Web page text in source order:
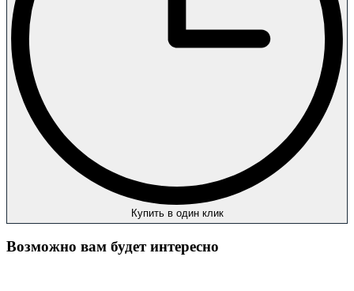
Купить в один клик
Возможно вам будет интересно